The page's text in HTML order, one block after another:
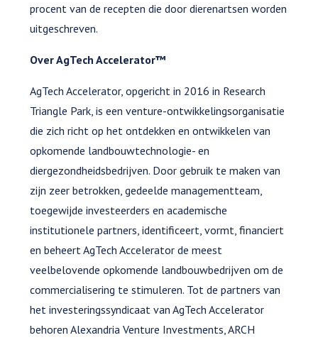
procent van de recepten die door dierenartsen worden
uitgeschreven.
Over AgTech Accelerator™
AgTech Accelerator, opgericht in 2016 in Research
Triangle Park, is een venture-ontwikkelingsorganisatie
die zich richt op het ontdekken en ontwikkelen van
opkomende landbouwtechnologie- en
diergezondheidsbedrijven. Door gebruik te maken van
zijn zeer betrokken, gedeelde managementteam,
toegewijde investeerders en academische
institutionele partners, identificeert, vormt, financiert
en beheert AgTech Accelerator de meest
veelbelovende opkomende landbouwbedrijven om de
commercialisering te stimuleren. Tot de partners van
het investeringssyndicaat van AgTech Accelerator
behoren Alexandria Venture Investments, ARCH